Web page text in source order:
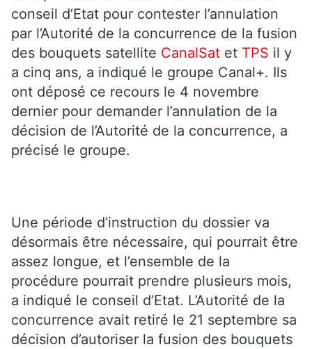
conseil d’Etat pour contester l’annulation
par l’Autorité de la concurrence de la fusion
des bouquets satellite CanalSat et TPS il y
a cinq ans, a indiqué le groupe Canal+. Ils
ont déposé ce recours le 4 novembre
dernier pour demander l’annulation de la
décision de l’Autorité de la concurrence, a
précisé le groupe.
Une période d’instruction du dossier va
désormais être nécessaire, qui pourrait être
assez longue, et l’ensemble de la
procédure pourrait prendre plusieurs mois,
a indiqué le conseil d’Etat. L’Autorité de la
concurrence avait retiré le 21 septembre sa
décision d’autoriser la fusion des bouquets